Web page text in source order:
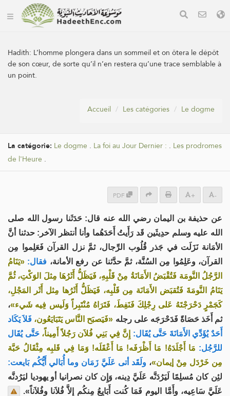
Hadith: L’homme plongera dans un sommeil et on ôtera le dépôt
de son cœur, de sorte qu’il n’en restera qu’une trace semblable à
un point.
Accueil Les catégories Le dogme
La catégorie: Le dogme . La foi au Jour Dernier : . Les prodromes
de l'Heure .
PDF + -
عن حذيفة بن اليمان رضي الله عنه قال: حَدَثَنا رسول الله صلى
الله عليه وسلم حدِيثَين قَد رَأَيتُ أَحَدَهُما وأنا أنتظر الآخر: حدثنا أنَّ
الأمَانة نَزَلَت في جَذر قُلُوب الرِّجال، ثمَّ نزل القرآن فَعَلِموا مِن
القرآن، وعَلِمُوا مِن السُنَّة، ثمَّ حدَّثنا عن رفع الأمانة، فقال: «يَنَامُ
الرَّجُلُ النَّومَة فَتُقْبَضُ الأَمَانَةُ مِنْ قَلْبِهِ، فَيَظَلُّ أَثَرُهَا مِثلَ الوَكْتِ، ثُمَّ
يَنَامُ النَّومَةَ فَتُقبَض الأَمَانَة مِن قَلْبِه، فَيَظَلُّ أَثَرُها مِثل أَثَر المَجْلِ،
كَجَمْرٍ دَحْرَجْتَهُ عَلى رِجْلِكَ فَنَفِطَ، فَتَرَاهُ مُنْتَبِراً وَلَيس فِيه شَيء»،
ثم أَخَذ حَصَاةً فَدَحْرَجَه على رجله «فَيَصبَح النَّاس يَتَبَايَعُون، فَلاَ يَكَاد
أَحَدٌ يُؤَدِّي الأَمَانَةَ حَتَّى يُقَال: إِنَّ فِي بَنِي فُلاَن رَجُلاً أَمِيناً، حَتَّى يُقَال
للرَّجُل: مَا أَجْلَدَهُ! مَا أَظْرَفَه! مَا أَعْقَلَه! وَمَا فِي قَلبِه مِثْقَالُ حَبَّة
مِن خَرْدَل مِنْ إيمان»، ولَقَد أتى عَلَيَّ زَمَان وما أُبَالي أَيُّكُم بَايعت:
لئِن كان مُسلِمًا لَيَرُدَنَّه عَلَيَّ دِينه، وَإِن كان نصرانيا أو يهوديا ليَرُدنَّه
عَلَيَّ سَاعِيه، وأَمَّا اليوم فَمَا كُنت أَبَايِعُ مِنكُم إِلاَّ فُلاَنا وفُلاَناً».